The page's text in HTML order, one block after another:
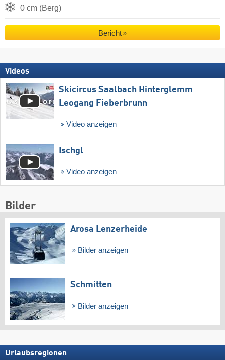
0 cm (Berg)
Bericht
Videos
Skicircus Saalbach Hinterglemm
Leogang Fieberbrunn
Video anzeigen
Ischgl
Video anzeigen
Bilder
Arosa Lenzerheide
Bilder anzeigen
Schmitten
Bilder anzeigen
Urlaubsregionen